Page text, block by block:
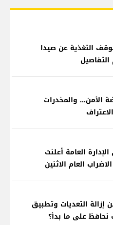
التغذية عن صيدا
التفاصيل
الأمن... والمخدرات
العامة أعلنت
العام الاثنين
إزالة التعديات وتطبيق
نحافظ على ما بدأ؟